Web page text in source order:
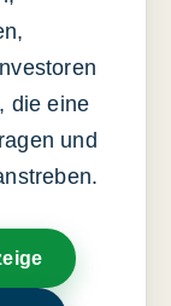
die eine
und